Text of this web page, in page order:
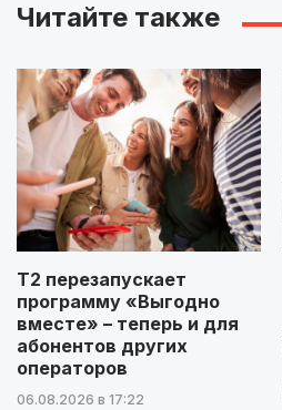
Читайте также
Т2 перезапускает
программу «Выгодно
вместе» – теперь и для
абонентов других
операторов
06.08.2026 в 17:22